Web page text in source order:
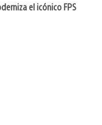
el icónico FPS